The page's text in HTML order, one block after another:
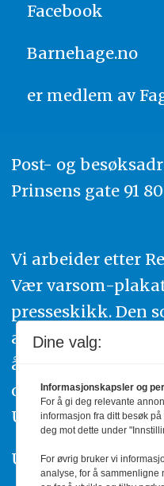
Facebook
Barnehage.no
er medlem av
Post- og
Prinsens gate 91
Vi arbeider etter
Vær varsom-
presseskikk. Den
av urettmessig
å ta kontakt med
også klage inn
Utvalg,
Utgiver: PBL
Dine valg:
Informasjonskapsler og
For å gi deg relevante
informasjon fra ditt besøk
deg mot dette under
For øvrig bruker vi
analyse, for å sammenligne